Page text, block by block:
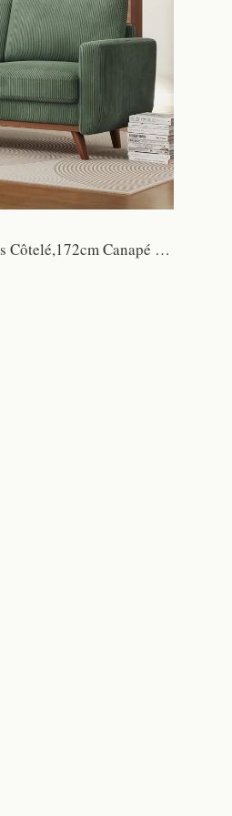
Canapé 2 Places en Velours Côtelé,172cm Canapé Fixe ,Style Scandinave Moderne pour Salon,Appartement,Petit Espace 172x76x88cm Vert